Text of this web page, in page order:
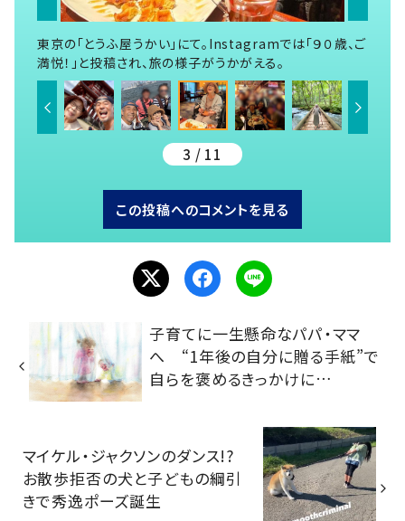
東京の「とうふ屋うかい」にて。Instagramでは「９０歳、ご
満悦！」と投稿され、旅の様子がうかがえる。
3 / 11
この投稿へのコメントを見る
子育てに一生懸命なパパ・ママ
へ “1年後の自分に贈る手紙”で
自らを褒めるきっかけに…
マイケル・ジャクソンのダンス!?
お散歩拒否の犬と子どもの綱引
きで秀逸ポーズ誕生